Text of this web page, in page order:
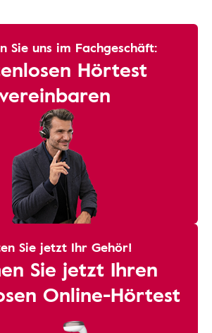
Sie uns im Fachgeschäft:
Hörtest
Sie jetzt Ihr Gehör!
Sie jetzt Ihren
Online-Hörtest